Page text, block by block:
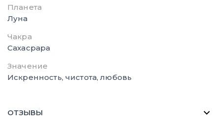
Планета
Луна
Чакра
Сахасрара
Значение
Искренность, чистота, любовь
ОТЗЫВЫ